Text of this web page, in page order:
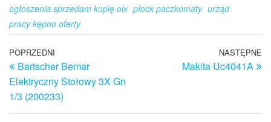
ogłoszenia sprzedam kupię olx płock paczkomaty urząd
pracy kępno oferty
Nawigacja
wpisu
Poprzedni
wpis
POPRZEDNI
Bartscher Bemar
Elektryczny Stołowy 3X Gn
1/3 (200233)
NASTĘPNE
Makita Uc4041A